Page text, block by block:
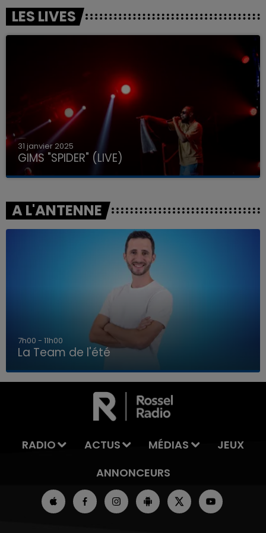
LA TEAM DE L'ÉTÉ
LES LIVES
31 janvier 2025
GIMS "SPIDER" (LIVE)
A L'ANTENNE
7h00 - 11h00
La Team de l'été
RADIO ACTUS MÉDIAS
JEUX
ANNONCEURS